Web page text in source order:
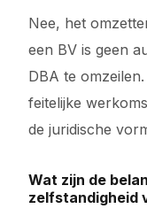
Nee, het
een BV is geen
DBA te
feitelijke
de juridische
Wat zijn de
zelfstandigheid